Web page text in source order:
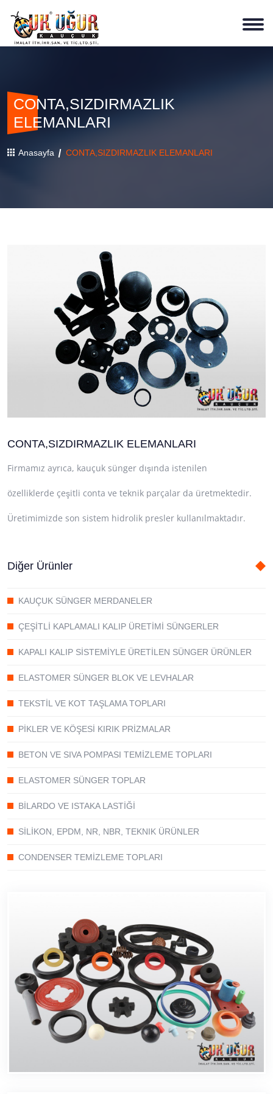
CONTA,SIZDIRMAZLIK
ELEMANLARI
Anasayfa CONTA,SIZDIRMAZLIK ELEMANLARI
CONTA,SIZDIRMAZLIK ELEMANLARI
Firmamız ayrıca, kauçuk sünger dışında istenilen
özelliklerde çeşitli conta ve teknik parçalar da üretmektedir.
Üretimimizde son sistem hidrolik presler kullanılmaktadır.
Diğer Ürünler
KAUÇUK SÜNGER MERDANELER
ÇEŞİTLİ KAPLAMALI KALIP ÜRETİMİ SÜNGERLER
KAPALI KALIP SİSTEMİYLE ÜRETİLEN SÜNGER ÜRÜNLER
ELASTOMER SÜNGER BLOK VE LEVHALAR
TEKSTİL VE KOT TAŞLAMA TOPLARI
PİKLER VE KÖŞESİ KIRIK PRİZMALAR
BETON VE SIVA POMPASI TEMİZLEME TOPLARI
ELASTOMER SÜNGER TOPLAR
BİLARDO VE ISTAKA LASTİĞİ
SİLİKON, EPDM, NR, NBR, TEKNIK ÜRÜNLER
CONDENSER TEMİZLEME TOPLARI